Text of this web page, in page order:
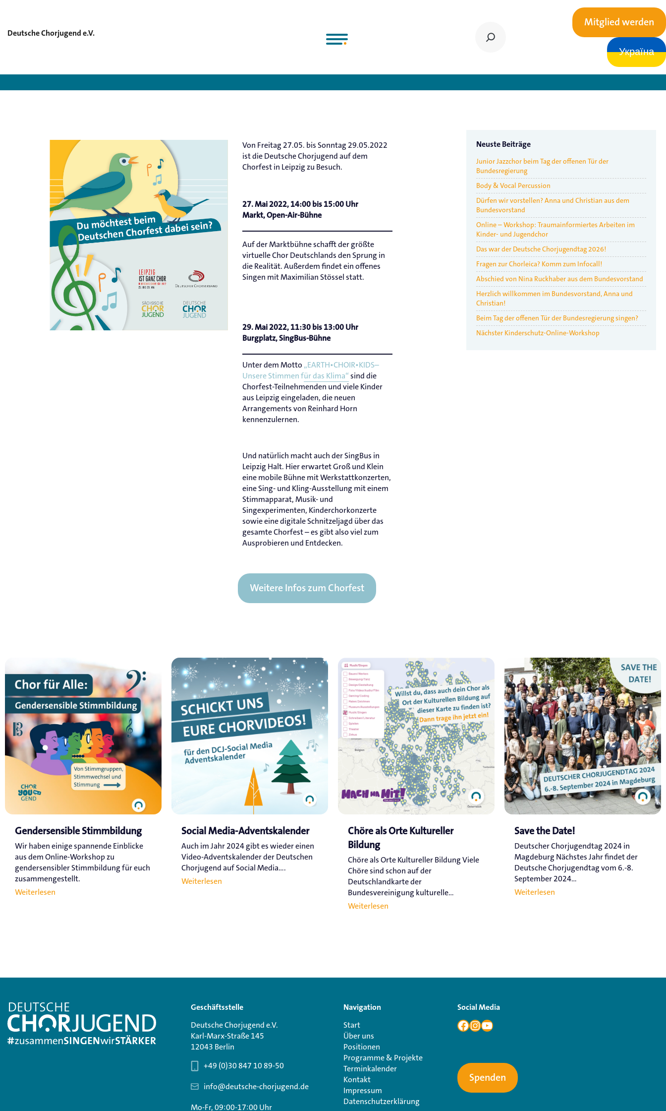
Deutsche Chorjugend e.V.
Mitglied werden
Україна
Von Freitag 27.05. bis Sonntag 29.05.2022
ist die Deutsche Chorjugend auf dem
Chorfest in Leipzig zu Besuch.
27. Mai 2022, 14:00 bis 15:00 Uhr
Markt, Open-Air-Bühne
Auf der Marktbühne schafft der größte
virtuelle Chor Deutschlands den Sprung in
die Realität. Außerdem findet ein offenes
Singen mit Maximilian Stössel statt.
29. Mai 2022, 11:30 bis 13:00 Uhr
Burgplatz, SingBus-Bühne
Unter dem Motto „EARTH•CHOIR•KIDS–
Unsere Stimmen für das Klima“sind die
Chorfest-Teilnehmenden und viele Kinder
aus Leipzig eingeladen, die neuen
Arrangements von Reinhard Horn
kennenzulernen.
Und natürlich macht auch der SingBus in
Leipzig Halt. Hier erwartet Groß und Klein
eine mobile Bühne mit Werkstattkonzerten,
eine Sing- und Kling-Ausstellung mit einem
Stimmapparat, Musik- und
Singexperimenten, Kinderchorkonzerte
sowie eine digitale Schnitzeljagd über das
gesamte Chorfest – es gibt also viel zum
Ausprobieren und Entdecken.
Weitere Infos zum Chorfest
Neuste Beiträge
Junior Jazzchor beim Tag der offenen Tür der
Bundesregierung
Body & Vocal Percussion
Dürfen wir vorstellen? Anna und Christian aus dem
Bundesvorstand
Online – Workshop: Traumainformiertes Arbeiten im
Kinder- und Jugendchor
Das war der Deutsche Chorjugendtag 2026!
Fragen zur Chorleica? Komm zum Infocall!
Abschied von Nina Ruckhaber aus dem Bundesvorstand
Herzlich willkommen im Bundesvorstand, Anna und
Christian!
Beim Tag der offenen Tür der Bundesregierung singen?
Nächster Kinderschutz-Online-Workshop
Gendersensible Stimmbildung
Wir haben einige spannende Einblicke
aus dem Online-Workshop zu
gendersensibler Stimmbildung für euch
zusammengestellt.
Weiterlesen
Social Media-Adventskalender
Auch im Jahr 2024 gibt es wieder einen
Video-Adventskalender der Deutschen
Chorjugend auf Social Media....
Weiterlesen
Chöre als Orte Kultureller
Bildung
Chöre als Orte Kultureller Bildung Viele
Chöre sind schon auf der
Deutschlandkarte der
Bundesvereinigung kulturelle...
Weiterlesen
Save the Date!
Deutscher Chorjugendtag 2024 in
Magdeburg Nächstes Jahr findet der
Deutsche Chorjugendtag vom 6.-8.
September 2024...
Weiterlesen
Geschäftsstelle
Deutsche Chorjugend e.V.
Karl-Marx-Straße 145
12043 Berlin
+49 (0)30 847 10 89-50
info@deutsche-chorjugend.de
Mo-Fr, 09:00-17:00 Uhr
Navigation
Start
Über uns
Positionen
Programme & Projekte
Terminkalender
Kontakt
Impressum
Datenschutzerklärung
Social Media
Spenden